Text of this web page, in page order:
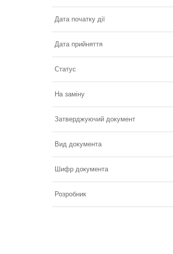
Дата початку дії
Дата прийняття
Статус
На заміну
Затверджуючий документ
Вид документа
Шифр документа
Розробник